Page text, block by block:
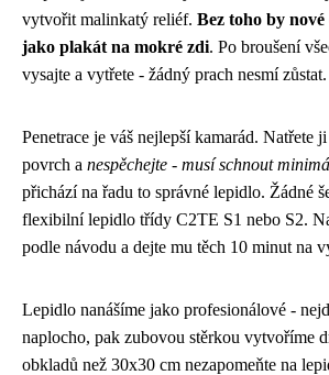
vytvořit malinkatý reliéf. Bez toho by
jako plakát na mokré zdi. Po broušení
vysajte a vytřete - žádný prach nesmí zůstat.
Penetrace je váš nejlepší kamarád. Natřete
povrch a nespěchejte - musí schnout
přichází na řadu to správné lepidlo. Žádné
flexibilní lepidlo třídy C2TE S1 nebo S2.
podle návodu a dejte mu těch 10 minut na
Lepidlo nanášíme jako profesionálové -
naplocho, pak zubovou stěrkou vytvoříme
obkladů než 30x30 cm nezapomeňte na